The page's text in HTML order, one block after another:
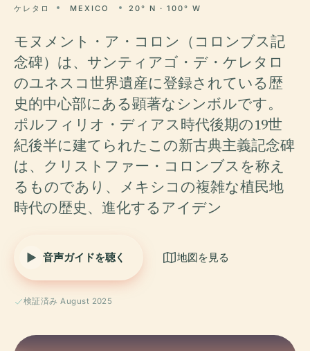
ケレタロ MEXICO 20° N · 100° W
モヌメント・ア・コロン（コロンブス記
念碑）は、サンティアゴ・デ・ケレタロ
のユネスコ世界遺産に登録されている歴
史的中心部にある顕著なシンボルです。
ポルフィリオ・ディアス時代後期の19世
紀後半に建てられたこの新古典主義記念碑
は、クリストファー・コロンブスを称え
るものであり、メキシコの複雑な植民地
時代の歴史、進化するアイデン
音声ガイドを聴く 地図を見る
検証済み August 2025